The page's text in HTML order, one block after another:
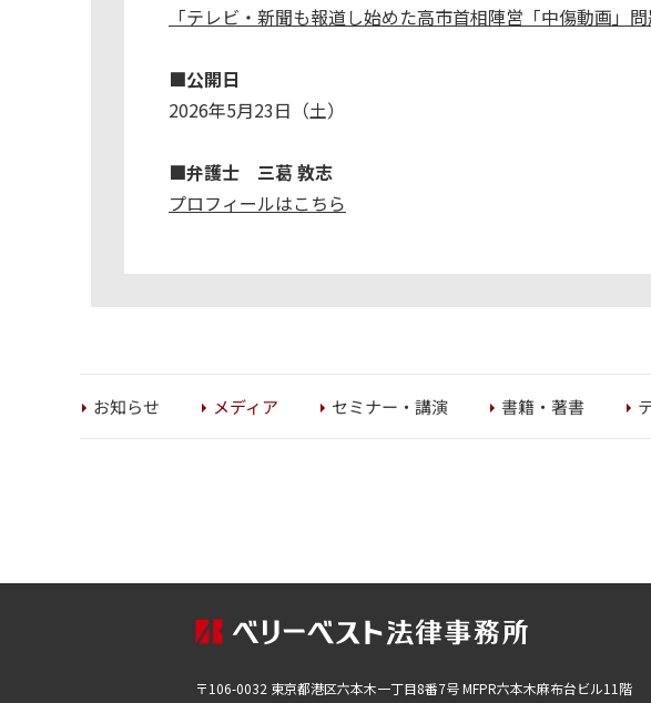
「テレビ・新聞も報道し始めた高市首相陣営「中傷動画
■公開日
2026年5月23日（土）
■弁護士 三葛 敦志
プロフィールはこちら
お知らせ メディア セミナー・講演 書籍・著書
〒106-0032 東京都港区六本木一丁目8番7号MFPR六本木麻布台ビル11階